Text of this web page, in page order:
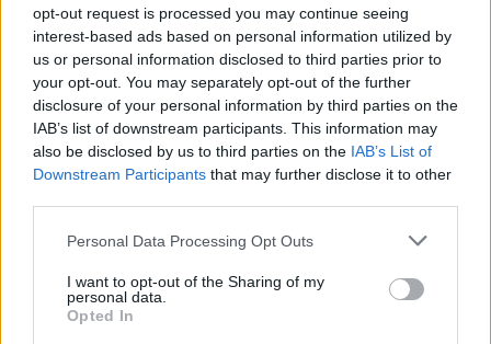
opt-out request is processed you may continue seeing
interest-based ads based on personal information utilized by
us or personal information disclosed to third parties prior to
your opt-out. You may separately opt-out of the further
disclosure of your personal information by third parties on the
IAB’s list of downstream participants. This information may
also be disclosed by us to third parties on the IAB’s List of
Downstream Participants that may further disclose it to other
Personal Data Processing Opt Outs
I want to opt-out of the Sharing of my
personal data.
Opted In
Seguici su Google Discover
Segui Libero Quotidiano su Google Discover
Scegli Libero Quotidiano come fonte preferita
SPETTACOLI